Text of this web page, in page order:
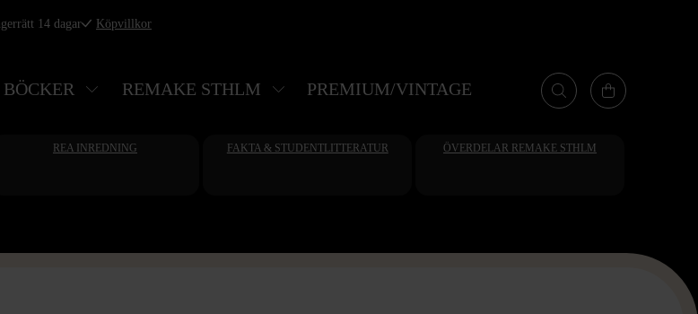
14 dagar Köpvillkor
BÖCKER REMAKE STHLM PREMIUM/VINTAGE
REA INREDNING FAKTA & STUDENTLITTERATUR ÖVERDELAR REMAKE STHLM